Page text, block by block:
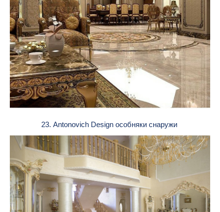
23. Antonovich Design особняки снаружи